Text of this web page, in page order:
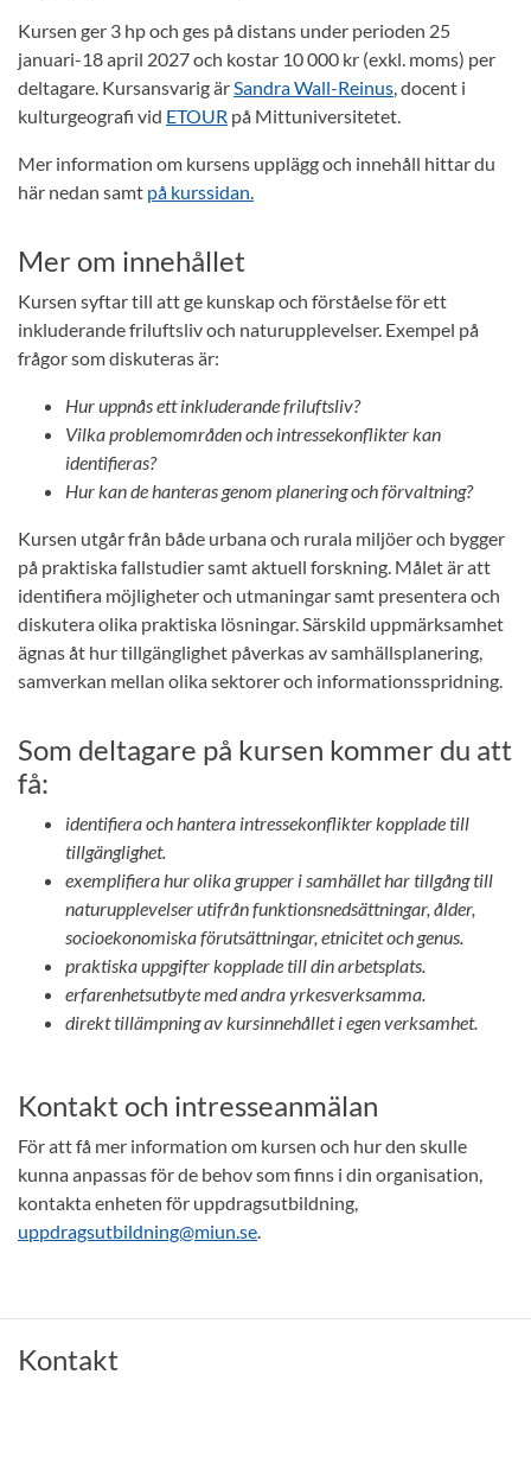
Kursen ger 3 hp och ges på distans under perioden 25
januari-18 april 2027 och kostar 10 000 kr (exkl. moms) per
deltagare. Kursansvarig ärSandra Wall-Reinus, docent i
kulturgeografi vid ETOUR på Mittuniversitetet.
Mer information om kursens upplägg och innehåll hittar du
här nedan samt på kurssidan.
Mer om innehållet
Kursen syftar till att ge kunskap och förståelse för ett
inkluderande friluftsliv och naturupplevelser. Exempel på
frågor som diskuteras är:
Hur uppnås ett inkluderande friluftsliv?
Vilka problemområden och intressekonflikter kan
identifieras?
Hur kan de hanteras genom planering och förvaltning?
Kursen utgår från både urbana och rurala miljöer och bygger
på praktiska fallstudier samt aktuell forskning. Målet är att
identifiera möjligheter och utmaningar samt presentera och
diskutera olika praktiska lösningar. Särskild uppmärksamhet
ägnas åt hur tillgänglighet påverkas av samhällsplanering,
samverkan mellan olika sektorer och informationsspridning.
Som deltagare på kursen kommer du att
få:
identifiera och hantera intressekonflikter kopplade till
tillgänglighet.
exemplifiera hur olika grupper i samhället har tillgång till
naturupplevelser utifrån funktionsnedsättningar, ålder,
socioekonomiska förutsättningar, etnicitet och genus.
praktiska uppgifter kopplade till din arbetsplats.
erfarenhetsutbyte med andra yrkesverksamma.
direkt tillämpning av kursinnehållet i egen verksamhet.
Kontakt och intresseanmälan
För att få mer information om kursen och hur den skulle
kunna anpassas för de behov som finns i din organisation,
kontakta enheten för uppdragsutbildning,
uppdragsutbildning@miun.se.
Kontakt